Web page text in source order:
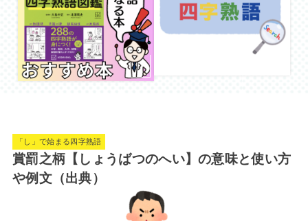
「し」で始まる四字熟語
賞罰之柄【しょうばつのへい】の意味と使い方
や例文（出典）